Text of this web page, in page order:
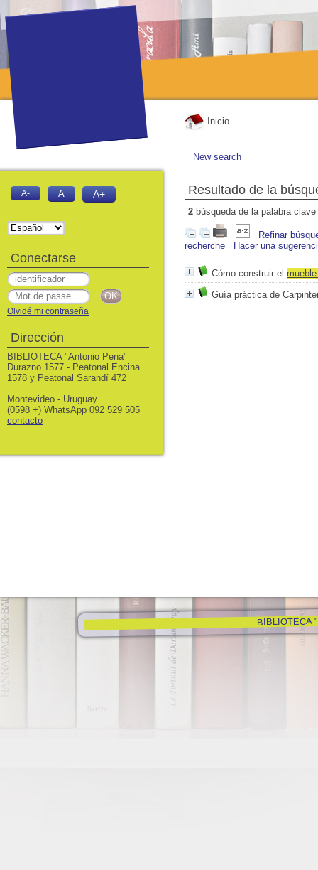
Inicio
New search
Resultado de la
2 búsqueda de la palabra clave
Refinar
recherche
Hacer una
Cómo construir el
Guía práctica de
BIBLIOTECA
A- A A+
Conectarse
Olvidé mi contraseña
Dirección
BIBLIOTECA "Antonio Pena"
Durazno 1577 - Peatonal Encina
1578 y Peatonal Sarandí 472
Montevideo - Uruguay
(0598 +) WhatsApp 092 529 505
contacto